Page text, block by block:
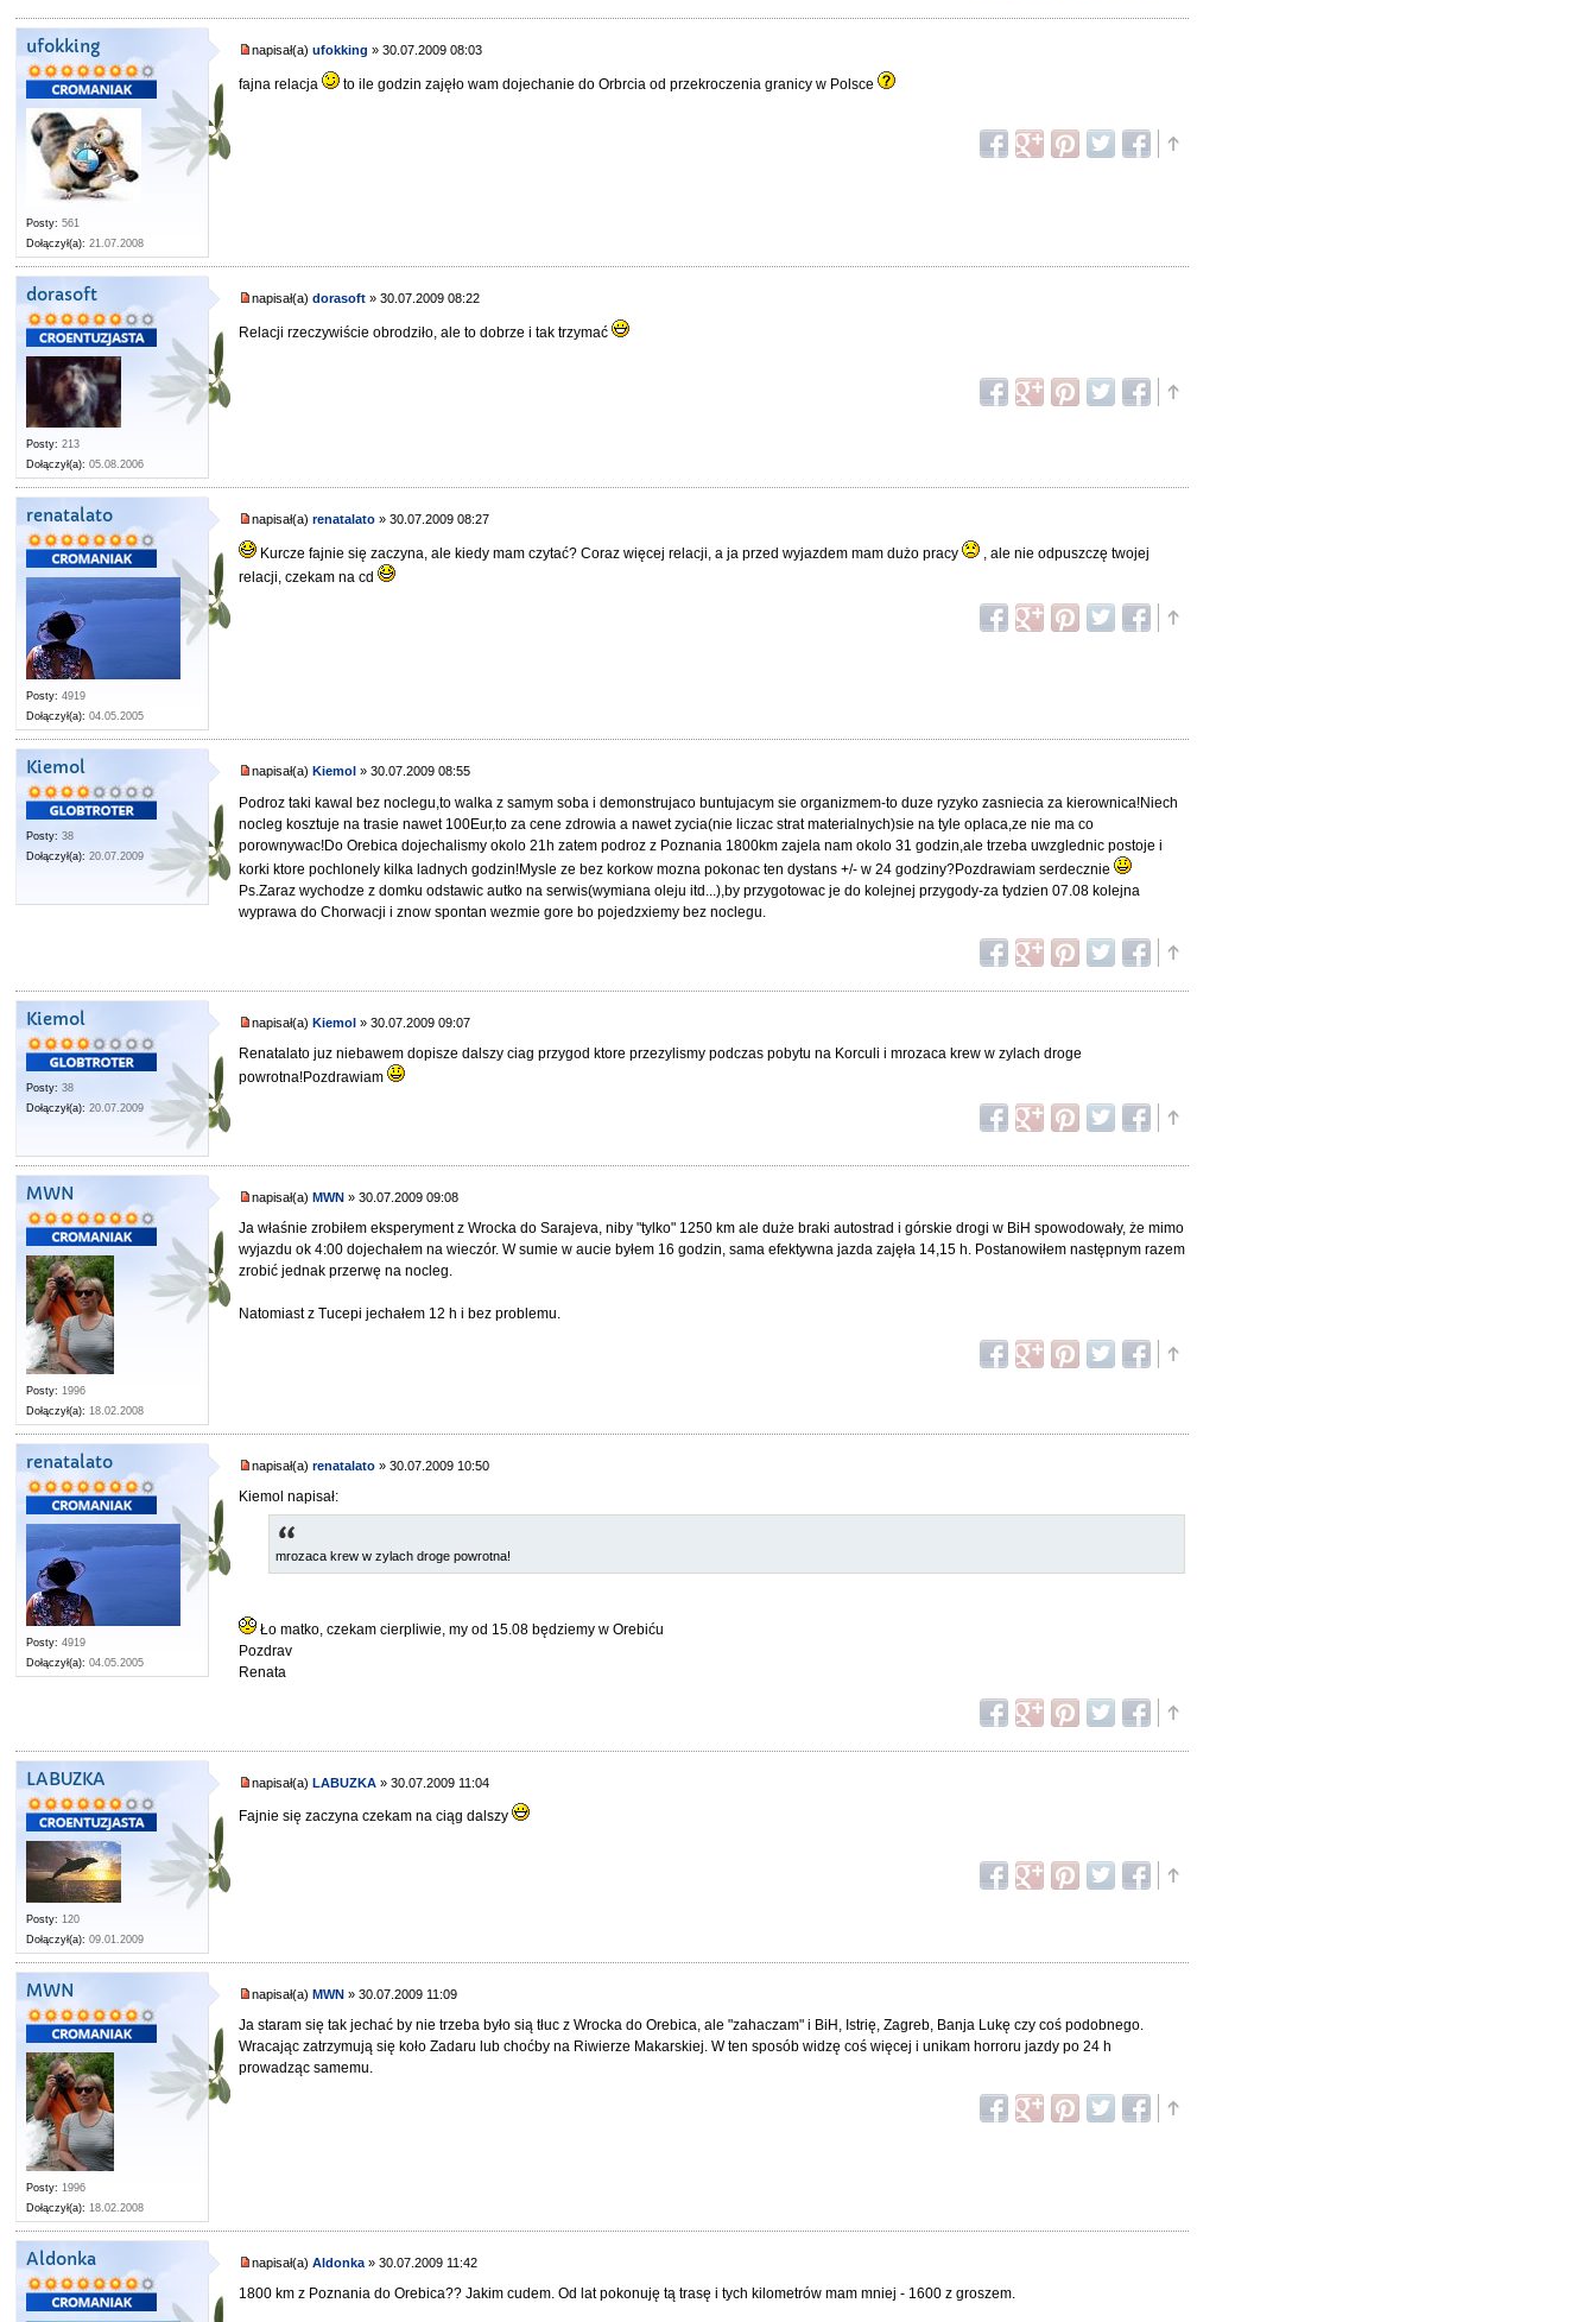
ufokking
Posty: 561
Dołączył(a): 21.07.2008
napisał(a)ufokking » 30.07.2009 08:03
fajna relacja to ile godzin zajęło wam dojechanie do Orbrcia od przekroczenia granicy w Polsce
dorasoft
Posty: 213
Dołączył(a): 05.08.2006
napisał(a)dorasoft » 30.07.2009 08:22
Relacji rzeczywiście obrodziło, ale to dobrze i tak trzymać
renatalato
Posty: 4919
Dołączył(a): 04.05.2005
napisał(a)renatalato » 30.07.2009 08:27
Kurcze fajnie się zaczyna, ale kiedy mam czytać? Coraz więcej relacji, a ja przed wyjazdem mam dużo pracy
, ale nie odpuszczę twojej
relacji, czekam na cd
Kiemol
Posty: 38
Dołączył(a): 20.07.2009
napisał(a) Kiemol » 30.07.2009 08:55
Podroz taki kawal bez noclegu,to walka z samym soba i demonstrujaco buntujacym sie organizmem-to duze ryzyko zasniecia za kierownica!Niech
nocleg kosztuje na trasie nawet 100Eur,to za cene zdrowia a nawet zycia(nie liczac strat materialnych)sie na tyle oplaca,ze nie ma co
porownywac!Do Orebica dojechalismy okolo 21h zatem podroz z Poznania 1800km zajela nam okolo 31 godzin,ale trzeba uwzglednic postoje i
korki ktore pochlonely kilka ladnych godzin!Mysle ze bez korkow mozna pokonac ten dystans +/- w 24 godziny?Pozdrawiam serdecznie
Ps.Zaraz wychodze z domku odstawic autko na serwis(wymiana oleju itd...),by przygotowac je do kolejnej przygody-za tydzien 07.08 kolejna
wyprawa do Chorwacji i znow spontan wezmie gore bo pojedzxiemy bez noclegu.
Kiemol
Posty: 38
Dołączył(a): 20.07.2009
napisał(a)Kiemol » 30.07.2009 09:07
Renatalato juz niebawem dopisze dalszy ciag przygod ktore przezylismy podczas pobytu na Korculi i mrozaca krew w zylach droge
powrotna!Pozdrawiam
MWN
Posty: 1996
Dołączył(a): 18.02.2008
napisał(a)MWN » 30.07.2009 09:08
Ja właśnie zrobiłem eksperyment z Wrocka do Sarajeva, niby "tylko" 1250 km ale duże braki autostrad i górskie drogi w BiH spowodowały, że mimo
wyjazdu ok 4:00 dojechałem na wieczór. W sumie w aucie byłem 16 godzin, sama efektywna jazda zajęła 14,15 h. Postanowiłem następnym razem
zrobić jednak przerwę na nocleg.
Natomiast z Tucepi jechałem 12 h i bez problemu.
renatalato
Posty: 4919
Dołączył(a): 04.05.2005
napisał(a)renatalato » 30.07.2009 10:50
Kiemol napisał:
mrozaca krew w zylach droge powrotna!
Ło matko, czekam cierpliwie, my od 15.08 będziemy w Orebiću
Pozdrav
Renata
LABUZKA
Posty: 120
Dołączył(a): 09.01.2009
napisał(a)LABUZKA » 30.07.2009 11:04
Fajnie się zaczyna czekam na ciąg dalszy
MWN
Posty: 1996
Dołączył(a): 18.02.2008
napisał(a)MWN » 30.07.2009 11:09
Ja staram się tak jechać by nie trzeba było sią tłuc z Wrocka do Orebica, ale "zahaczam" i BiH, Istrię, Zagreb, Banja Lukę czy coś podobnego.
Wracając zatrzymują się koło Zadaru lub choćby na Riwierze Makarskiej. W ten sposób widzę coś więcej i unikam horroru jazdy po 24 h
prowadząc samemu.
Aldonka napisał(a)Aldonka » 30.07.2009 11:42
1800 km z Poznania do Orebica?? Jakim cudem. Od lat pokonuję tą trasę i tych kilometrów mam mniej - 1600 z groszem.